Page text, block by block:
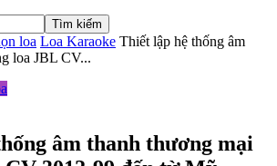
loa Loa Karaoke Thiết lập hệ thống âm
loa JBL CV...
âm thanh thương mại